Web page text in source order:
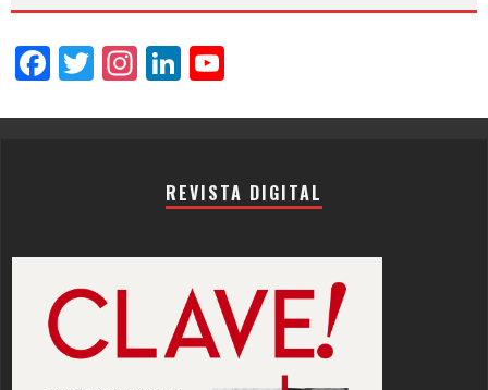
Facebook
Twitter
Instagram
LinkedIn
REVISTA DIGITAL